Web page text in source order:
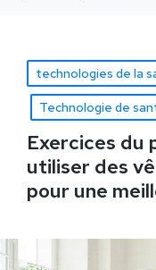
technologies de la
Technologie de
Exercices du
utiliser des
pour une